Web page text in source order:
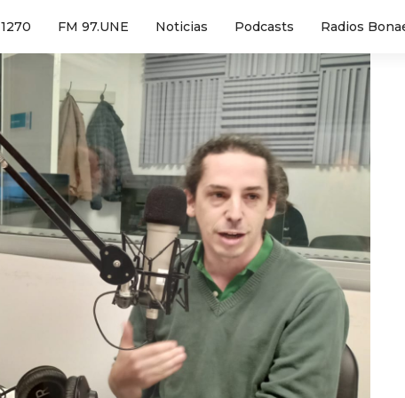
FM 97.UNE Noticias Podcasts Radios